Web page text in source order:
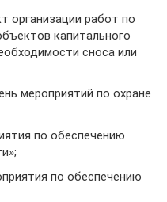
организации работ по
капитального
сноса или
мероприятий по охране
по обеспечению
по обеспечению